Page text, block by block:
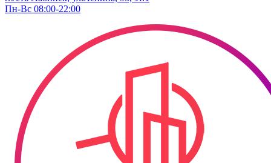
Пн-Вс 08:00-22:00